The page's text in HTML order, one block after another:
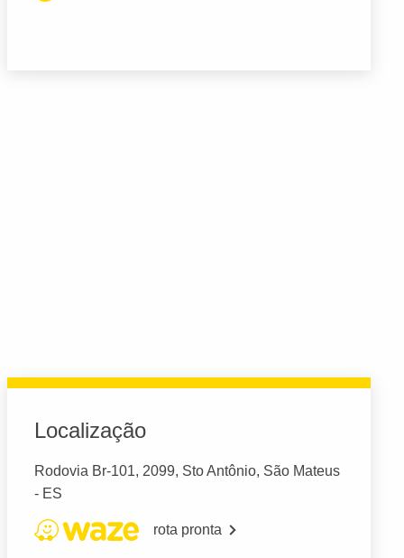
Localização
Rodovia Br-101, 2099, Sto Antônio, São Mateus
- ES
rota pronta